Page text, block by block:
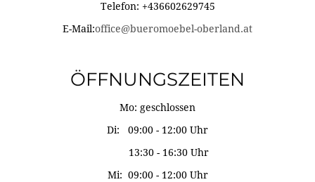
Telefon: +436602629745
E-Mail:office@bueromoebel-oberland.at
ÖFFNUNGSZEITEN
Mo: geschlossen
Di: 09:00 - 12:00 Uhr
13:30 - 16:30 Uhr
Mi: 09:00 - 12:00 Uhr